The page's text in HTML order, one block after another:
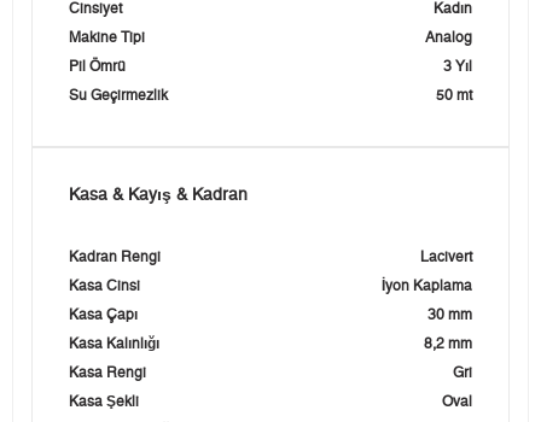
Cinsiyet
Kadın
Makine Tipi
Analog
Pil Ömrü
3 Yıl
Su Geçirmezlik
50 mt
Kasa & Kayış & Kadran
Kadran Rengi
Lacivert
Kasa Cinsi
İyon Kaplama
Kasa Çapı
30 mm
Kasa Kalınlığı
8,2 mm
Kasa Rengi
Gri
Kasa Şekli
Oval